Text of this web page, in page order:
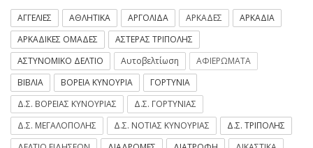
ΑΓΓΕΛΙΕΣ ΑΘΛΗΤΙΚΑ ΑΡΓΟΛΙΔΑ ΑΡΚΑΔΕΣ
ΑΡΚΑΔΙΑ
ΑΡΚΑΔΙΚΕΣ ΟΜΑΔΕΣ
ΑΣΤΕΡΑΣ ΤΡΙΠΟΛΗΣ
ΑΣΤΥΝΟΜΙΚΟ ΔΕΛΤΙΟ
Αυτοβελτίωση
ΑΦΙΕΡΩΜΑΤΑ
ΒΙΒΛΙΑ
ΒΟΡΕΙΑ ΚΥΝΟΥΡΙΑ
ΓΟΡΤΥΝΙΑ
Δ.Σ. ΒΟΡΕΙΑΣ ΚΥΝΟΥΡΙΑΣ
Δ.Σ. ΓΟΡΤΥΝΙΑΣ
Δ.Σ. ΜΕΓΑΛΟΠΟΛΗΣ
Δ.Σ. ΝΟΤΙΑΣ ΚΥΝΟΥΡΙΑΣ
Δ.Σ. ΤΡΙΠΟΛΗΣ